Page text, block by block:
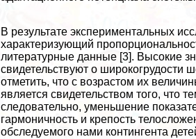
В результате экспериментальных
хаpaктеризующий
литературные данные [3]. Высокие
свидетельствуют о широкогрудости
отметить, что с возрастом их
является свидетельством того, что
следовательно, уменьшение
гармоничность и крепость
обследуемого нами контингента